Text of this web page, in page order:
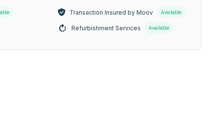
Transaction Insured by Moov Available
Refurbishment Services Available